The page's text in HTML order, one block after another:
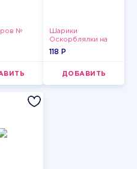
№
Шарики
Оскорблялки на
день рождения для
118 P
ДОБАВИТЬ